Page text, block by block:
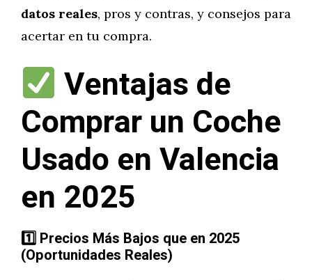
datos reales, pros y contras, y consejos para
acertar en tu compra.
Ventajas de
Comprar un Coche
Usado en Valencia
en 2025
1️ Precios Más Bajos que en 2025
(Oportunidades Reales)